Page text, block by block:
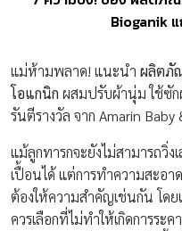
Bioganik
แม่ห้ามพลาด! แนะนำ ผลิตภั
โอแกนิก ผสมปรับผ้านุ่ม ใช้ซัก
รันตีรางวัล จาก Amarin Baby
แม้ลูกทารกจะยังไม่สามารถวิ่ง
เปื้อนได้ แต่การทำความสะอ
ต้องให้ความสำคัญเช่นกัน โด
ควรเลือกที่ไม่ทำให้เกิดการร